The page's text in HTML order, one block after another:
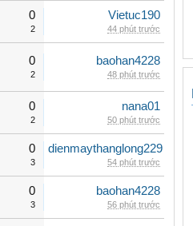
0
2
Vietuc190
44 phút trước
0
2
baohan4228
48 phút trước
0
2
nana01
50 phút trước
0
3
dienmaythanglong229
54 phút trước
0
3
baohan4228
56 phút trước